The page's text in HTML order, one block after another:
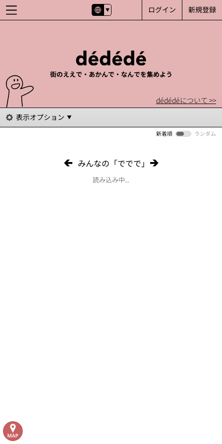
新規登録
ログイン
街のええで・あかんで・なんでを集めよう
dédédéについて >>
表示オプション
新着順 ランダム
みんなの「ででで」
読み込み中...